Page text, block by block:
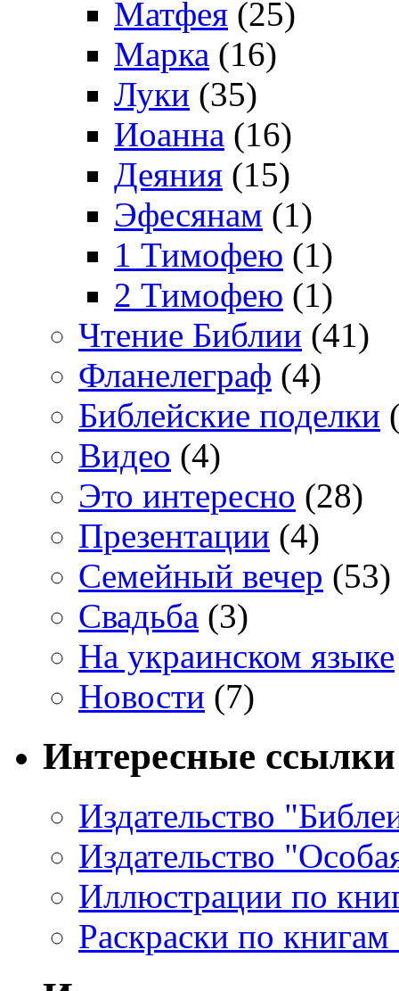
Матфея (25)
Марка (16)
Луки (35)
Иоанна (16)
Деяния (15)
Эфесянам (1)
1 Тимофею (1)
2 Тимофею (1)
Чтение Библии (41)
Фланелеграф (4)
Библейские поделки
Видео (4)
Это интересно (28)
Презентации (4)
Семейный вечер (53)
Свадьба (3)
На украинском языке
Новости (7)
Интересные ссылки
Издательство
Издательство
Иллюстрации по
Раскраски по